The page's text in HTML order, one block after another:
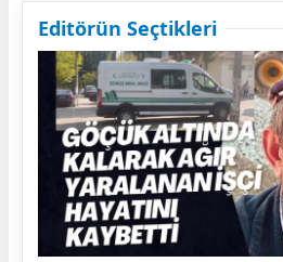
Editörün Seçtikleri